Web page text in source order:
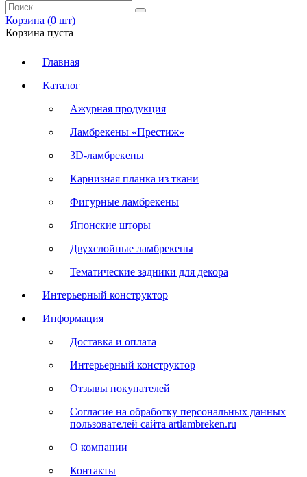
Корзина (0 шт)
Корзина пуста
Главная
Каталог
Ажурная продукция
Ламбрекены «Престиж»
3D-ламбрекены
Карнизная планка из ткани
Фигурные ламбрекены
Японские шторы
Двухслойные ламбрекены
Тематические задники для декора
Интерьерный конструктор
Информация
Доставка и оплата
Интерьерный конструктор
Отзывы покупателей
Согласие на обработку персональных данных
пользователей сайта artlambreken.ru
О компании
Контакты